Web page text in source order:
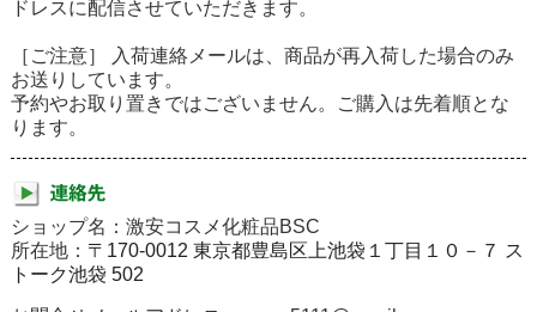
ドレスに配信させていただきます。
［ご注意］ 入荷連絡メールは、商品が再入荷した場合のみ
お送りしています。
予約やお取り置きではございません。ご購入は先着順とな
ります。
ショップ名：激安コスメ化粧品BSC
所在地： 〒170-0012 東京都豊島区上池袋１丁目１０－７ ス
トーク池袋 502